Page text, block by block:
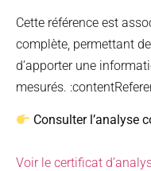
Cette référence est
complète, permettant
d’apporter une
mesurés.
Consulter l’analyse
Voir le certificat